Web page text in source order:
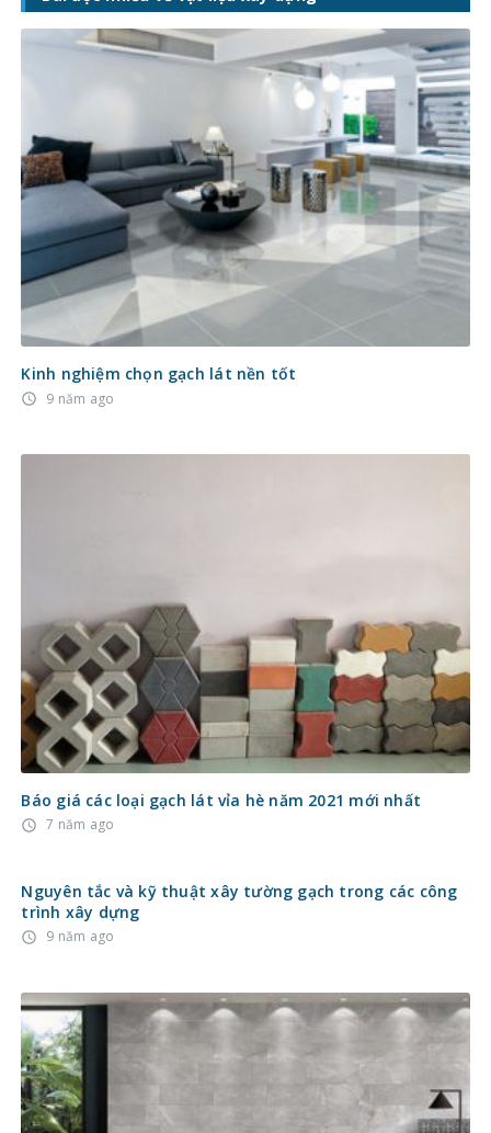
Kinh nghiệm chọn gạch lát nền tốt
access_time 9 năm ago
Báo giá các loại gạch lát vỉa hè năm 2021 mới nhất
access_time 7 năm ago
Nguyên tắc và kỹ thuật xây tường gạch trong các công
trình xây dựng
access_time 9 năm ago